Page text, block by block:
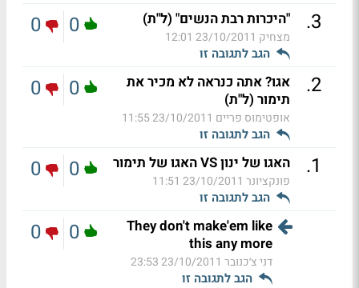
3
. "היכרות רבת הנשים" (ל"ת)
מצחיק 23/10/2011 12:01
הגב לתגובה זו
0
0
2
.
אגו? אתה כנראה לא מכיר את
תימור (ל"ת)
אופטימוס פריים 23/10/2011 11:55
הגב לתגובה זו
0
0
1
. האגו של ינון VS האגו של תימור
פונקציונר 23/10/2011 11:51
הגב לתגובה זו
0
0
They don't make'em like
this any more
דני צ׳כנובר 23/10/2011 23:53
הגב לתגובה זו
0
0